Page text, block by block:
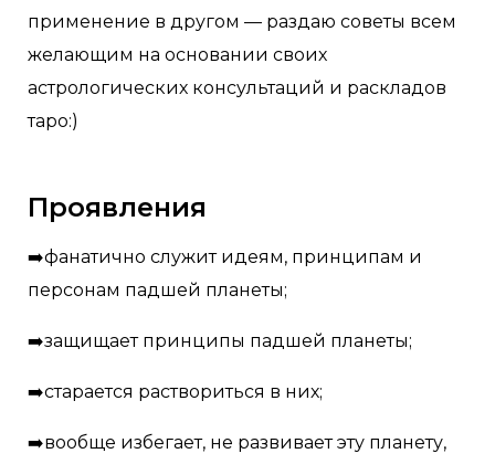
применение в другом — раздаю советы всем
желающим на основании своих
астрологических консультаций и раскладов
таро:)
Проявления
➡️фанатично служит идеям, принципам и
персонам падшей планеты;
➡️защищает принципы падшей планеты;
➡️старается раствориться в них;
➡️вообще избегает, не развивает эту планету,